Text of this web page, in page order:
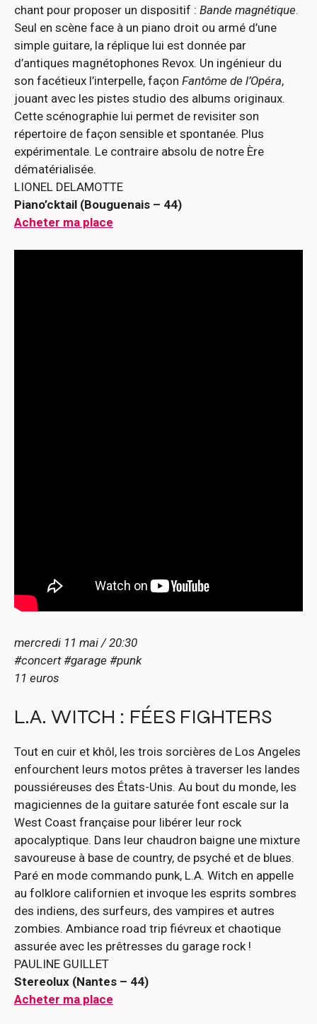
chant pour proposer un dispositif : Bande magnétique.
Seul en scène face à un piano droit ou armé d’une
simple guitare, la réplique lui est donnée par
d’antiques magnétophones Revox. Un ingénieur du
son facétieux l’interpelle, façon Fantôme de l’Opéra,
jouant avec les pistes studio des albums originaux.
Cette scénographie lui permet de revisiter son
répertoire de façon sensible et spontanée. Plus
expérimentale. Le contraire absolu de notre Ère
dématérialisée.
LIONEL DELAMOTTE
Piano’cktail (Bouguenais – 44)
Acheter ma place
mercredi 11 mai / 20:30
#concert #garage #punk
11 euros
L.A. WITCH : FÉES FIGHTERS
Tout en cuir et khôl, les trois sorcières de Los Angeles
enfourchent leurs motos prêtes à traverser les landes
poussiéreuses des États-Unis. Au bout du monde, les
magiciennes de la guitare saturée font escale sur la
West Coast française pour libérer leur rock
apocalyptique. Dans leur chaudron baigne une mixture
savoureuse à base de country, de psyché et de blues.
Paré en mode commando punk, L.A. Witch en appelle
au folklore californien et invoque les esprits sombres
des indiens, des surfeurs, des vampires et autres
zombies. Ambiance road trip fiévreux et chaotique
assurée avec les prêtresses du garage rock !
PAULINE GUILLET
Stereolux (Nantes – 44)
Acheter ma place